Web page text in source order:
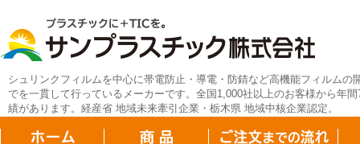
シュリンクフィルムを中心に帯電防止・導電・防錆など高機能フィルムの
でを一貫して行っているメーカーです。全国1,000社以上のお客様から年
績があります。経産省 地域未来牽引企業・栃木県 地域中核企業認定。